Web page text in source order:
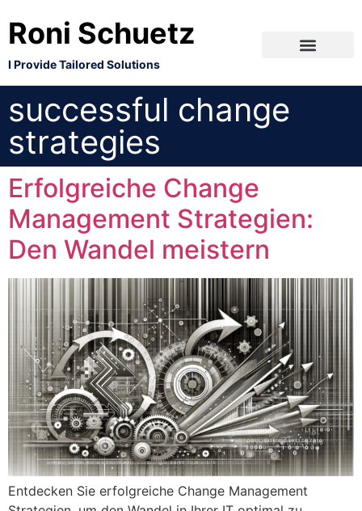
Roni Schuetz
I Provide Tailored Solutions
successful change
strategies
Erfolgreiche Change
Management Strategien:
Den Wandel meistern
Entdecken Sie erfolgreiche Change Management